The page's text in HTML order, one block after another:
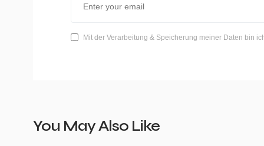
Mit der Verarbeitung & Speicherung meiner Daten bin
You May Also Like